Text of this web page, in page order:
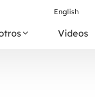
English
Videos